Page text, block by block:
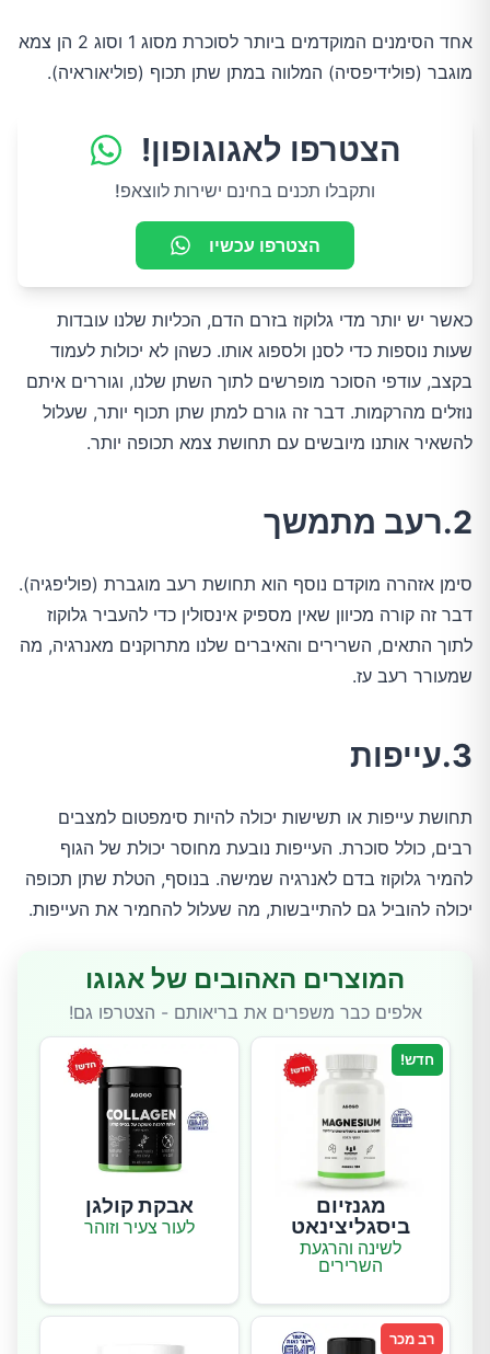
אחד הסימנים המוקדמים ביותר לסוכרת מסוג 1 וסוג 2 הן צמא
מוגבר (פולידיפסיה) המלווה במתן שתן תכוף (פוליאוראיה).
הצטרפו לאגוגופון!
ותקבלו תכנים בחינם ישירות לווצאפ!
הצטרפו עכשיו
כאשר יש יותר מדי גלוקוז בזרם הדם, הכליות שלנו עובדות
שעות נוספות כדי לסנן ולספוג אותו. כשהן לא יכולות לעמוד
בקצב, עודפי הסוכר מופרשים לתוך השתן שלנו, וגוררים איתם
נוזלים מהרקמות. דבר זה גורם למתן שתן תכוף יותר, שעלול
להשאיר אותנו מיובשים עם תחושת צמא תכופה יותר.
2.רעב מתמשך
סימן אזהרה מוקדם נוסף הוא תחושת רעב מוגברת (פוליפגיה).
דבר זה קורה מכיוון שאין מספיק אינסולין כדי להעביר גלוקוז
לתוך התאים, השרירים והאיברים שלנו מתרוקנים מאנרגיה, מה
שמעורר רעב עז.
3.עייפות
תחושת עייפות או תשישות יכולה להיות סימפטום למצבים
רבים, כולל סוכרת. העייפות נובעת מחוסר יכולת של הגוף
להמיר גלוקוז בדם לאנרגיה שמישה. בנוסף, הטלת שתן תכופה
יכולה להוביל גם להתייבשות, מה שעלול להחמיר את העייפות.
המוצרים האהובים של אגוגו
אלפים כבר משפרים את בריאותם - הצטרפו גם!
חדש!
מגנזיום
ביסגליצינאט
לשינה והרגעת
השרירים
אבקת קולגן
לעור צעיר וזוהר
רב מכר